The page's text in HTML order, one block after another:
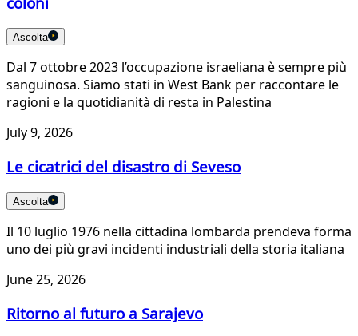
Ascolta
Dal 7 ottobre 2023 l’occupazione israeliana è sempre più
sanguinosa. Siamo stati in West Bank per raccontare le
ragioni e la quotidianità di resta in Palestina
July 9, 2026
Le cicatrici del disastro di Seveso
Ascolta
Il 10 luglio 1976 nella cittadina lombarda prendeva forma
uno dei più gravi incidenti industriali della storia italiana
June 25, 2026
Ritorno al futuro a Sarajevo